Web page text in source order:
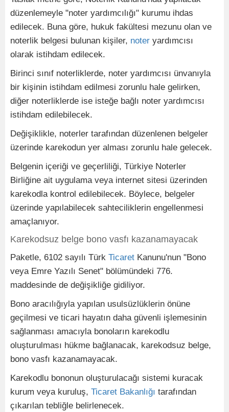
düzenlemeyle "noter yardımcılığı" kurumu ihdas
edilecek. Buna göre, hukuk fakültesi mezunu olan ve
noterlik belgesi bulunan kişiler, noter yardımcısı
olarak istihdam edilecek.
Birinci sınıf noterliklerde, noter yardımcısı ünvanıyla
bir kişinin istihdam edilmesi zorunlu hale gelirken,
diğer noterliklerde ise isteğe bağlı noter yardımcısı
istihdam edilebilecek.
Değişiklikle, noterler tarafından düzenlenen belgeler
üzerinde karekodun yer alması zorunlu hale gelecek.
Belgenin içeriği ve geçerliliği, Türkiye Noterler
Birliğine ait uygulama veya internet sitesi üzerinden
karekodla kontrol edilebilecek. Böylece, belgeler
üzerinde yapılabilecek sahteciliklerin engellenmesi
amaçlanıyor.
Karekodsuz belge bono vasfı kazanamayacak
Paketle, 6102 sayılı Türk Ticaret Kanunu'nun "Bono
veya Emre Yazılı Senet" bölümündeki 776.
maddesinde de değişikliğe gidiliyor.
Bono aracılığıyla yapılan usulsüzlüklerin önüne
geçilmesi ve ticari hayatın daha güvenli işlemesinin
sağlanması amacıyla bonoların karekodlu
oluşturulması hükme bağlanacak, karekodsuz belge,
bono vasfı kazanamayacak.
Karekodlu bononun oluşturulacağı sistemi kuracak
kurum veya kuruluş, Ticaret Bakanlığı tarafından
çıkarılan tebliğle belirlenecek.